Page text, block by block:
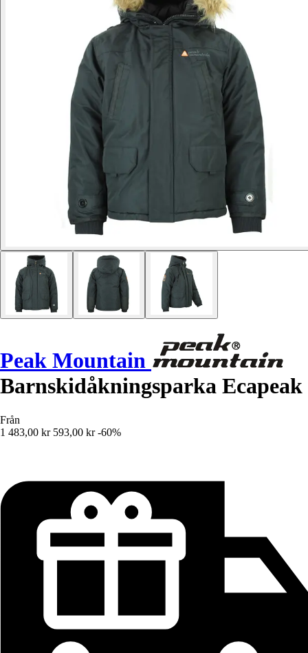
Peak Mountain
Barnskidåkningsparka Ecapeak
Från
1 483,00 kr 593,00 kr -60%